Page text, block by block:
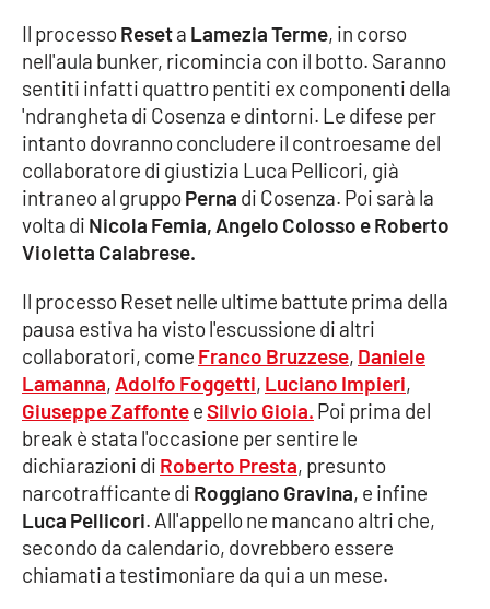
Editoriali
VIDEO
Ambiente
Cronaca
Economia e Lavoro
Politica
Sanità
Società
Sport
Il processoReseta Lamezia Terme, in corso
nell'aula bunker, ricomincia con il botto. Saranno
sentiti infatti quattro pentiti ex componenti della
'ndrangheta di Cosenza e dintorni. Le difese per
intanto dovranno concludere il controesame del
collaboratore di giustizia Luca Pellicori, già
intraneo al gruppoPerna di Cosenza. Poi sarà la
volta di Nicola Femia, Angelo Colosso e Roberto
Violetta Calabrese.
Il processo Reset nelle ultime battute prima della
pausa estiva ha visto l'escussione di altri
collaboratori, come Franco Bruzzese, Daniele
Lamanna, Adolfo Foggetti, Luciano Impieri,
Giuseppe ZaffonteeSilvio Gioia. Poi prima del
break è stata l'occasione per sentire le
dichiarazioni di Roberto Presta, presunto
narcotrafficante di Roggiano Gravina, e infine
Luca Pellicori. All'appello ne mancano altri che,
secondo da calendario, dovrebbero essere
chiamati a testimoniare da qui a un mese.